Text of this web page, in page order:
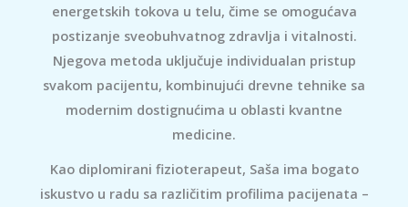
energetskih tokova u telu, čime se omogućava
postizanje sveobuhvatnog zdravlja i vitalnosti.
Njegova metoda uključuje individualan pristup
svakom pacijentu, kombinujući drevne tehnike sa
modernim dostignućima u oblasti kvantne
medicine.
Kao diplomirani fizioterapeut, Saša ima bogato
iskustvo u radu sa različitim profilima pacijenata –